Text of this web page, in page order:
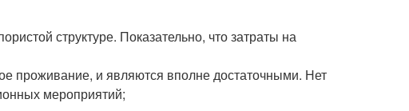
структуре. Показательно, что затраты на
проживание, и являются вполне достаточными. Нет
мероприятий;